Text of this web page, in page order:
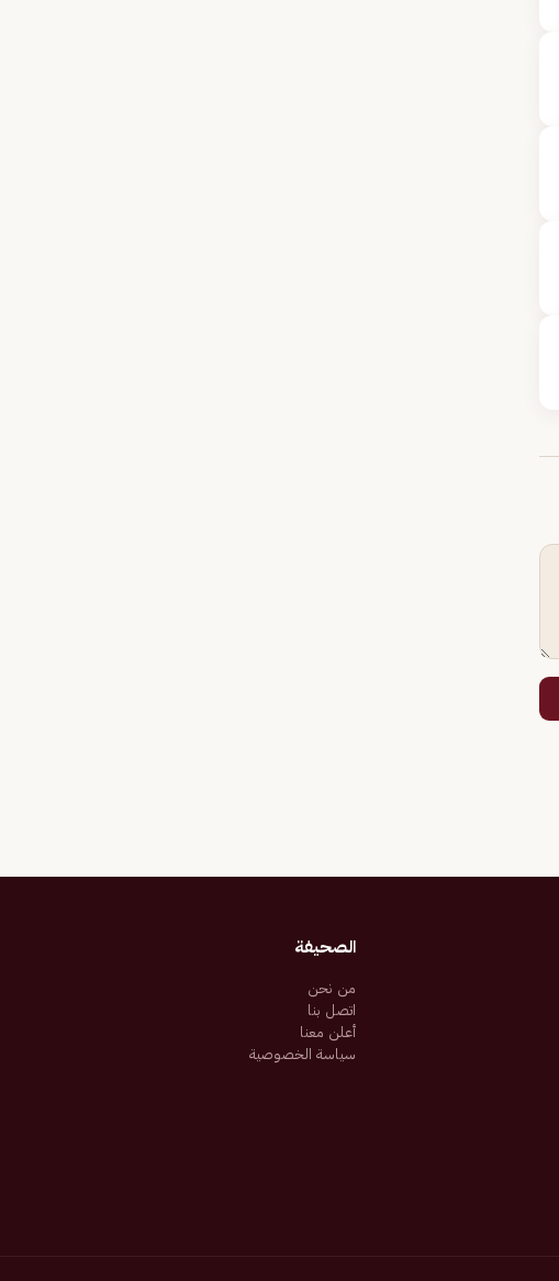
الصحيفة
من نحن
اتصل بنا
أعلن معنا
سياسة الخصوصية